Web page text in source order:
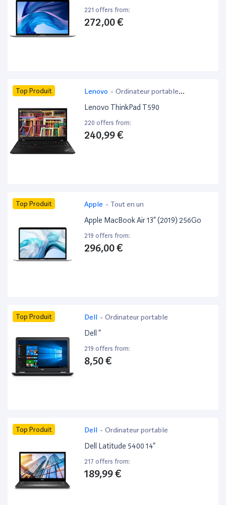
221 offers from:
272,00 €
Top Produit Lenovo - Ordinateur portable
bureautique
Lenovo ThinkPad T590
220 offers from:
240,99 €
Top Produit Apple - Tout en un
Apple MacBook Air 13” (2019) 256Go
219 offers from:
296,00 €
Top Produit Dell - Ordinateur portable
Dell ”
219 offers from:
8,50 €
Top Produit Dell - Ordinateur portable
Dell Latitude 5400 14”
217 offers from:
189,99 €